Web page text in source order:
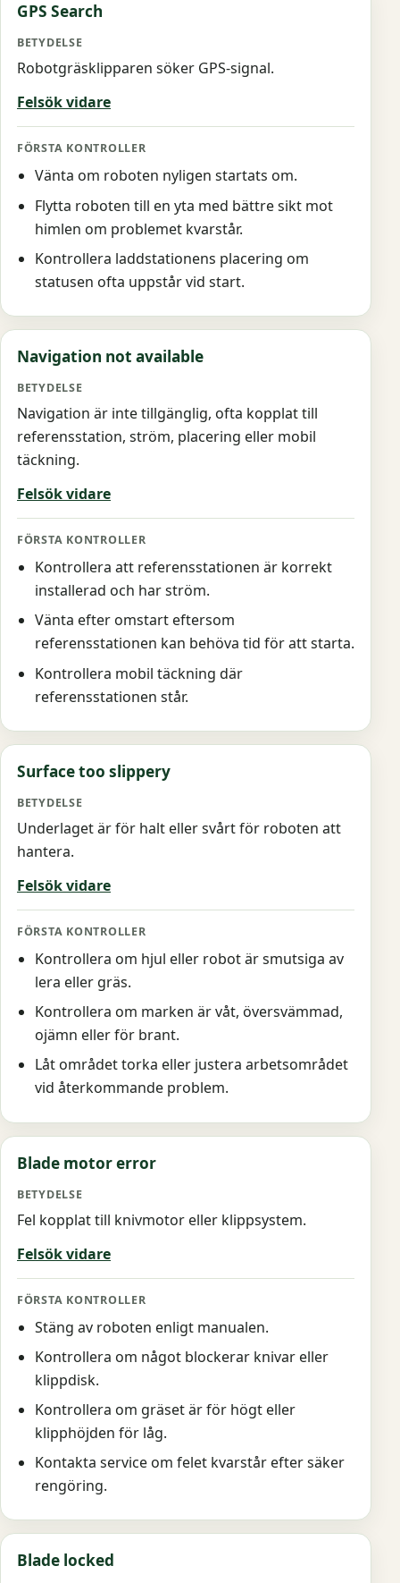
GPS Search
Robotgräsklipparen söker GPS-signal.
Felsök vidare
Vänta om roboten nyligen startats om.
Flytta roboten till en yta med bättre sikt mot
himlen om problemet kvarstår.
Kontrollera laddstationens placering om
statusen ofta uppstår vid start.
Navigation not available
Navigation är inte tillgänglig, ofta kopplat till
referensstation, ström, placering eller mobil
täckning.
Felsök vidare
Kontrollera att referensstationen är korrekt
installerad och har ström.
Vänta efter omstart eftersom
referensstationen kan behöva tid för att starta.
Kontrollera mobil täckning där
referensstationen står.
Surface too slippery
Underlaget är för halt eller svårt för roboten att
hantera.
Felsök vidare
Kontrollera om hjul eller robot är smutsiga av
lera eller gräs.
Kontrollera om marken är våt, översvämmad,
ojämn eller för brant.
Låt området torka eller justera arbetsområdet
vid återkommande problem.
Blade motor error
Fel kopplat till knivmotor eller klippsystem.
Felsök vidare
Stäng av roboten enligt manualen.
Kontrollera om något blockerar knivar eller
klippdisk.
Kontrollera om gräset är för högt eller
klipphöjden för låg.
Kontakta service om felet kvarstår efter säker
rengöring.
Blade locked